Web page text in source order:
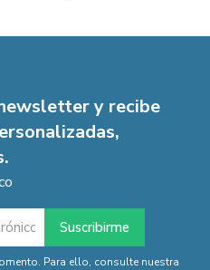
y recibe
Para ello, consulte nuestra